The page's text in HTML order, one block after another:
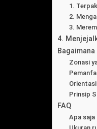
1.
2.
3.
4.
Zonasi
Prinsip
FAQ
Apa saja